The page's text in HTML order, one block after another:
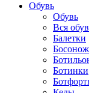
Обувь
Обувь
Вся
Балетки
Ботинки